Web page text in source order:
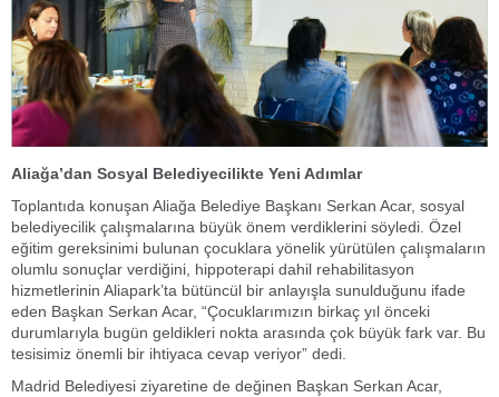
Aliağa’dan Sosyal Belediyecilikte Yeni Adımlar
Toplantıda konuşan Aliağa Belediye Başkanı Serkan Acar, sosyal
belediyecilik çalışmalarına büyük önem verdiklerini söyledi. Özel
eğitim gereksinimi bulunan çocuklara yönelik yürütülen çalışmaların
olumlu sonuçlar verdiğini, hippoterapi dahil rehabilitasyon
hizmetlerinin Aliapark’ta bütüncül bir anlayışla sunulduğunu ifade
eden Başkan Serkan Acar, “Çocuklarımızın birkaç yıl önceki
durumlarıyla bugün geldikleri nokta arasında çok büyük fark var. Bu
tesisimiz önemli bir ihtiyaca cevap veriyor” dedi.
Madrid Belediyesi ziyaretine de değinen Başkan Serkan Acar,